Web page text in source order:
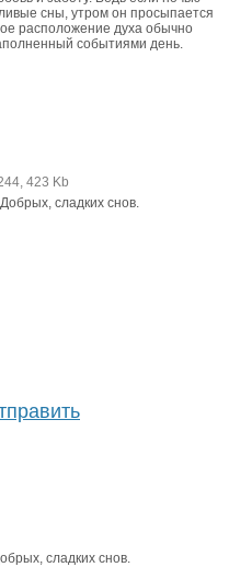
сны, утром он просыпается
расположение духа обычно
событиями день.
423 Kb
сладких снов.